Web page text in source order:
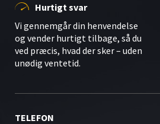
Hurtigt svar
Vi gennemgår din henvendelse
og vender hurtigt tilbage, så du
ved præcis, hvad der sker – uden
unødig ventetid.
TELEFON